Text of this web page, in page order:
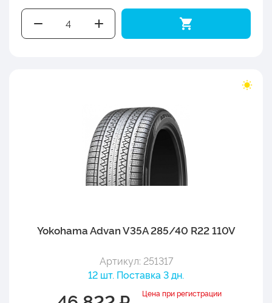
Yokohama Advan V35A 285/40 R22 110V
Артикул: 251317
12 шт. Поставка 3 дн.
Цена при регистрации